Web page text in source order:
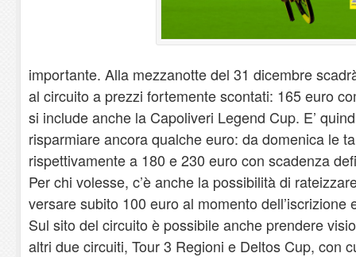
importante. Alla mezzanotte del 31 dicembre
al circuito a prezzi fortemente scontati: 165 euro
si include anche la Capoliveri Legend Cup. E’
risparmiare ancora qualche euro: da domenica le
rispettivamente a 180 e 230 euro con scadenza
Per chi volesse, c’è anche la possibilità di
versare subito 100 euro al momento dell’iscrizione
Sul sito del circuito è possibile anche prendere
altri due circuiti, Tour 3 Regioni e Deltos Cup, con